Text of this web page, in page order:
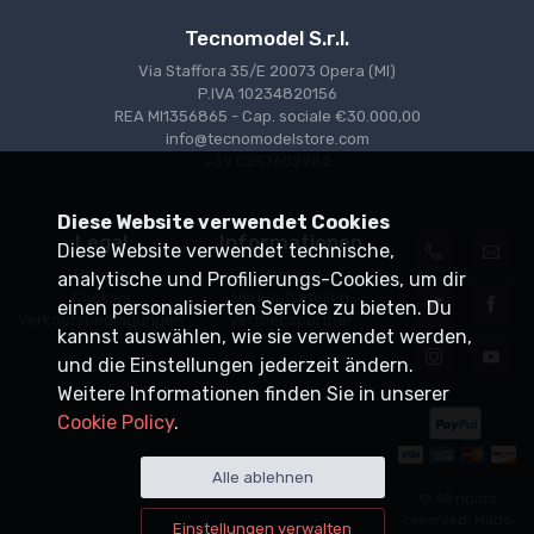
Tecnomodel S.r.l.
Via Staffora 35/E 20073 Opera (MI)
P.IVA 10234820156
REA MI1356865 - Cap. sociale €30.000,00
info@tecnomodelstore.com
Legal
Privacy
Cookies
Verkaufsbedingungen
Informationen
Versand
Verkaufsstellen
Vertriebspartner
Diese Website verwendet Cookies
Diese Website verwendet technische,
analytische und Profilierungs-Cookies, um dir
einen personalisierten Service zu bieten. Du
kannst auswählen, wie sie verwendet werden,
und die Einstellungen jederzeit ändern.
Weitere Informationen finden Sie in unserer
Cookie Policy.
Alle ablehnen
Einstellungen verwalten